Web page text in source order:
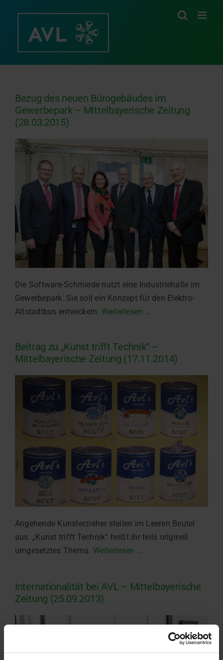
Bezug des neuen Bürogebäudes im
Gewerbepark – Mittelbayerische Zeitung
(28.03.2015)
Die Software-Schmiede nutzt eine Industriehalle im
Gewerbepark. Sie soll ein Konzept für den Elektro-
Altstadtbus entwickeln. Weiterlesen …
Beitrag zu „Kunst trifft Technik“ –
Mittelbayerische Zeitung (17.11.2014)
Angehende Kunsterzieher stellen im Leeren Beutel
aus. „Kunst trifft Technik“ heißt ihr teils originell
umgesetztes Thema. Weiterlesen …
Internationalität bei AVL – Mittelbayerische
Zeitung (25.09.2013)